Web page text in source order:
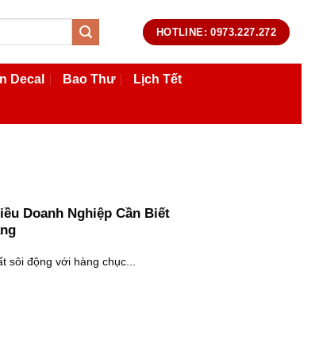
HOTLINE: 0973.227.272
Decal Bao Thư Lịch Tết
Doanh Nghiệp Cần Biết
sôi động với hàng chục...